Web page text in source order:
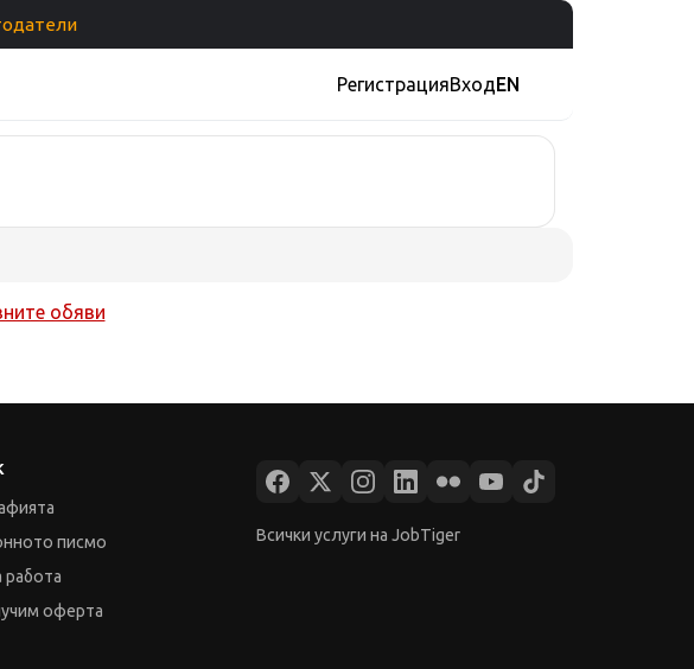
РегистрацияВходEN
обяви
писмо
работа
оферта
Всички услуги на JobTiger